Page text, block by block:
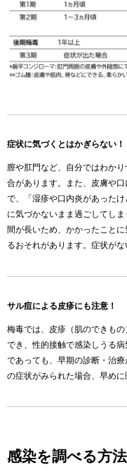
症状に気づくとはかぎらない！
膣や肛門など、自分ではわか
合があります。また、皮膚や
で、「湿疹や口内炎があった
に気づかないまま過ごしてし
間が長いため、かかったこと
るおそれがあります。症状が
サル痘による皮疹にも注意！
梅毒では、皮疹（肌のできも
でき、性的接触で感染しうる病
であっても、早期の診断・治
の症状がみられた場合、早めに
感染を調べる方